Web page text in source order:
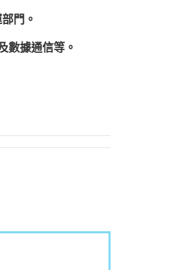
門。
數據通信等。